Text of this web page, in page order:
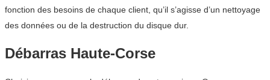
fonction des besoins de chaque client, qu’il s’agisse d’un nettoyage
des données ou de la destruction du disque dur.
Débarras Haute-Corse